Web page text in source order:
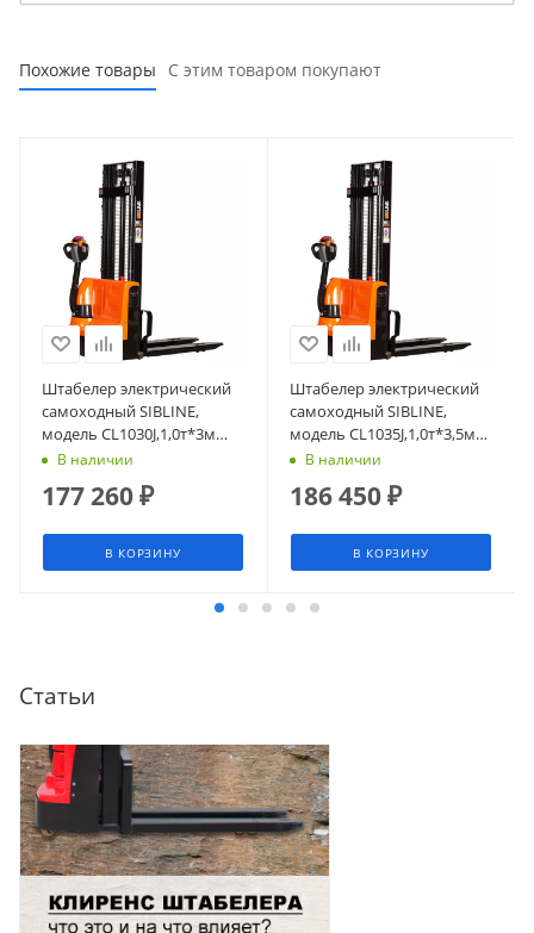
Похожие товары С этим товаром покупают
Штабелер электрический
самоходный SIBLINE,
модель CL1030J,1,0т*3м
(сопровождаемый),
В наличии
177 260₽
В КОРЗИНУ
Штабелер электрический
самоходный SIBLINE,
модель CL1035J,1,0т*3,5м
(сопровождаемый),
В наличии
186 450₽
В КОРЗИНУ
Статьи